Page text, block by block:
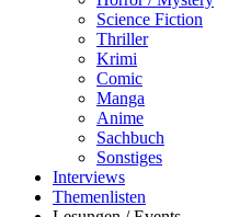
Science Fiction
Thriller
Krimi
Comic
Manga
Anime
Sachbuch
Sonstiges
Interviews
Themenlisten